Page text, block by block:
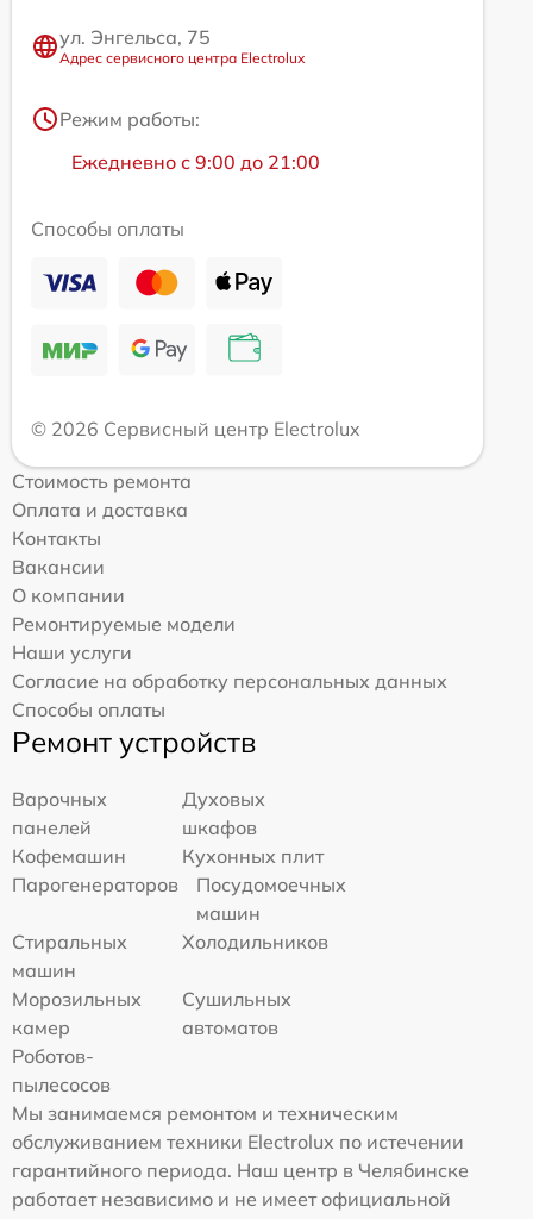
ул. Энгельса, 75
Адрес сервисного центра Electrolux
Режим работы:
Ежедневно с 9:00 до 21:00
Способы оплаты
© 2026 Сервисный центр Electrolux
Стоимость ремонта
Оплата и доставка
Контакты
Вакансии
О компании
Ремонтируемые модели
Наши услуги
Согласие на обработку персональных данных
Способы оплаты
Ремонт устройств
Варочных
панелей
Духовых
шкафов
Кофемашин
Кухонных плит
Парогенераторов
Посудомоечных
машин
Стиральных
машин
Холодильников
Морозильных
камер
Сушильных
автоматов
Роботов-
пылесосов
Мы занимаемся ремонтом и техническим
обслуживанием техники Electrolux по истечении
гарантийного периода. Наш центр в Челябинске
работает независимо и не имеет официальной